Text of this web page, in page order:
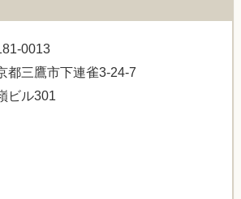
0013
都三鷹市下連雀3-24-7
ビル301